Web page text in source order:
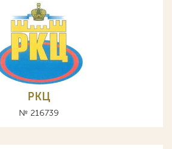
РКЦ
№ 216739